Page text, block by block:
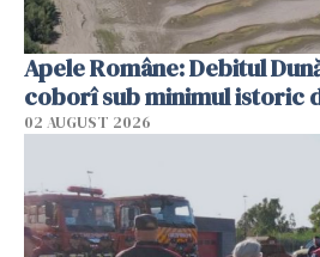
Apele Române: Debitul
coborî sub minimul istoric
02 AUGUST 2026